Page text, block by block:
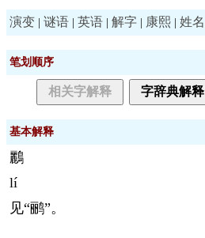
演变 | 谜语 | 英语 | 解字 | 康熙 | 姓名
笔划顺序
相关字解释 字辞典解释
基本解释
鸝
lí
见“鹂”。